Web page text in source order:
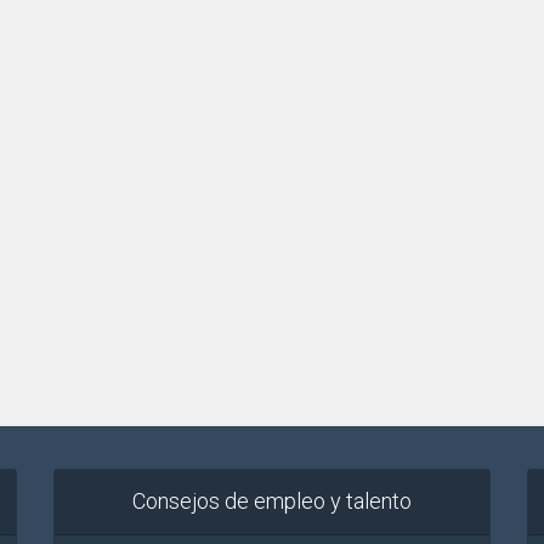
Consejos de empleo y talento